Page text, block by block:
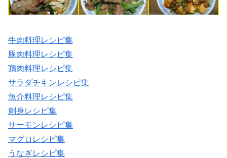
牛肉料理レシピ集
豚肉料理レシピ集
鶏肉料理レシピ集
サラダチキンレシピ集
魚介料理レシピ集
刺身レシピ集
サーモンレシピ集
マグロレシピ集
うなぎレシピ集